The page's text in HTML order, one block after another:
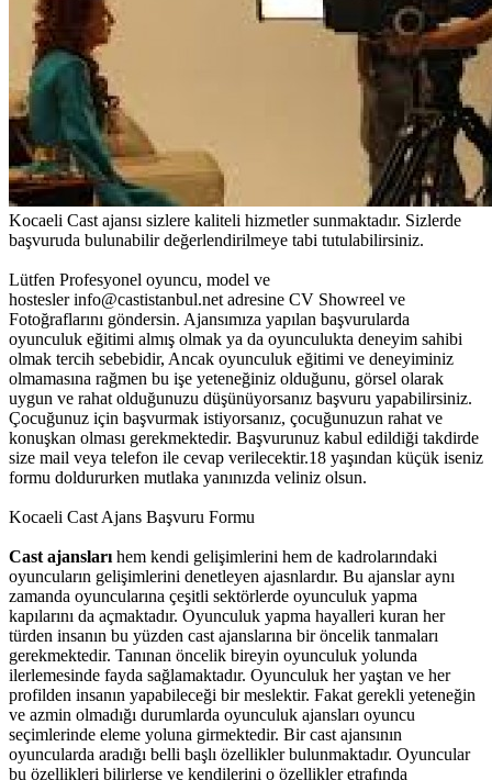
Kocaeli Cast ajansı sizlere kaliteli hizmetler sunmaktadır. Sizlerde
başvuruda bulunabilir değerlendirilmeye tabi tutulabilirsiniz.
Lütfen Profesyonel oyuncu, model ve
hostesler info@castistanbul.net adresine CV Showreel ve
Fotoğraflarını göndersin. Ajansımıza yapılan başvurularda
oyunculuk eğitimi almış olmak ya da oyunculukta deneyim sahibi
olmak tercih sebebidir, Ancak oyunculuk eğitimi ve deneyiminiz
olmamasına rağmen bu işe yeteneğiniz olduğunu, görsel olarak
uygun ve rahat olduğunuzu düşünüyorsanız başvuru yapabilirsiniz.
Çocuğunuz için başvurmak istiyorsanız, çocuğunuzun rahat ve
konuşkan olması gerekmektedir. Başvurunuz kabul edildiği takdirde
size mail veya telefon ile cevap verilecektir.18 yaşından küçük iseniz
formu doldururken mutlaka yanınızda veliniz olsun.
Kocaeli Cast Ajans Başvuru Formu
Cast ajansları hem kendi gelişimlerini hem de kadrolarındaki
oyuncuların gelişimlerini denetleyen ajasnlardır. Bu ajanslar aynı
zamanda oyuncularına çeşitli sektörlerde oyunculuk yapma
kapılarını da açmaktadır. Oyunculuk yapma hayalleri kuran her
türden insanın bu yüzden cast ajanslarına bir öncelik tanmaları
gerekmektedir. Tanınan öncelik bireyin oyunculuk yolunda
ilerlemesinde fayda sağlamaktadır. Oyunculuk her yaştan ve her
profilden insanın yapabileceği bir meslektir. Fakat gerekli yeteneğin
ve azmin olmadığı durumlarda oyunculuk ajansları oyuncu
seçimlerinde eleme yoluna girmektedir. Bir cast ajansının
oyuncularda aradığı belli başlı özellikler bulunmaktadır. Oyuncular
bu özellikleri bilirlerse ve kendilerini o özellikler etrafında